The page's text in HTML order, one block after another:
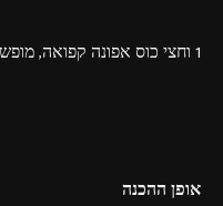
1 וחצי כוס אפונה קפואה, מופשרת
אופן ההכנה